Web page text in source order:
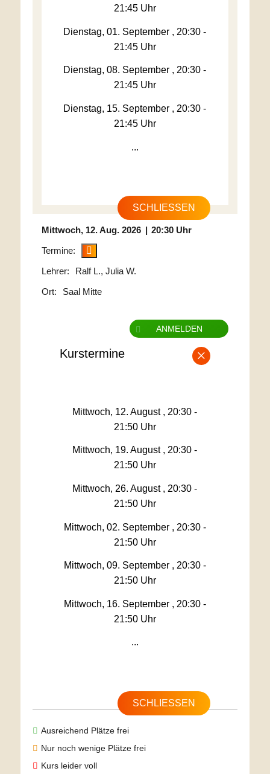
21:45 Uhr
Dienstag, 01. September , 20:30 -
21:45 Uhr
Dienstag, 08. September , 20:30 -
21:45 Uhr
Dienstag, 15. September , 20:30 -
21:45 Uhr
...
SCHLIESSEN
Mittwoch 12. Aug. 2026 20:30 Uhr
Ralf L., Julia W.
Saal Mitte
ANMELDEN
×
Kurstermine
Mittwoch, 12. August , 20:30 -
21:50 Uhr
Mittwoch, 19. August , 20:30 -
21:50 Uhr
Mittwoch, 26. August , 20:30 -
21:50 Uhr
Mittwoch, 02. September , 20:30 -
21:50 Uhr
Mittwoch, 09. September , 20:30 -
21:50 Uhr
Mittwoch, 16. September , 20:30 -
21:50 Uhr
...
SCHLIESSEN
Ausreichend Plätze frei
Nur noch wenige Plätze frei
Kurs leider voll